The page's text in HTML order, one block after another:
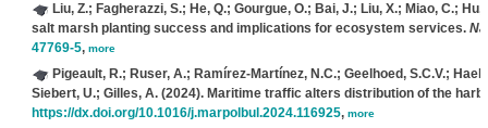
Liu, Z.; Fagherazzi, S.; He, Q.; Gourgue, O.; Bai, J.; Liu, X.; Miao, C.; Hu,
salt marsh planting success and implications for ecosystem services.
47769-5, more
Pigeault, R.; Ruser, A.; Ramírez-Martínez, N.C.; Geelhoed, S.C.V.;
Siebert, U.; Gilles, A.(2024). Maritime traffic alters distribution of the
https://dx.doi.org/10.1016/j.marpolbul.2024.116925, more